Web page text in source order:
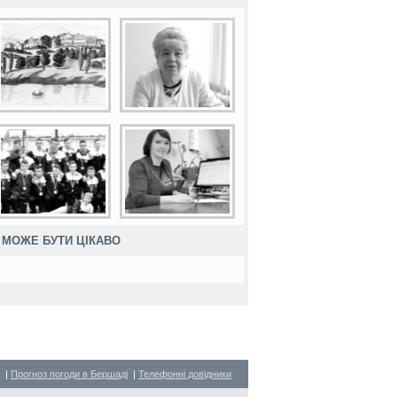
МОЖЕ БУТИ ЦІКАВО
| Прогноз погоди в Бершаді | Телефонні довідники